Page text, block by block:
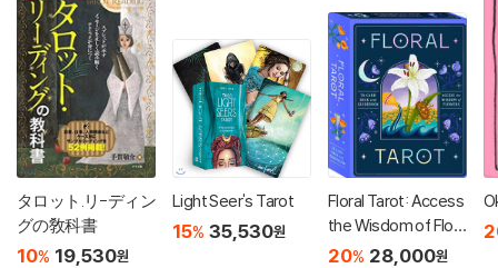
タロット.リ-ディン
グの敎科書
10% 19,530원
Light Seer's Tarot
15% 35,530원
Floral Tarot: Access
the Wisdom of Flow
ers
20% 28,000원